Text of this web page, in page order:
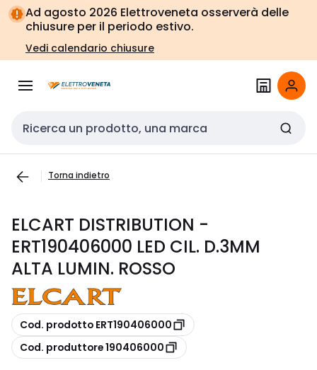
Vai alla
navigazione
Vai
alla
pagina
Ad agosto 2026 Elettroveneta osserverà delle
chiusure per il periodo estivo.
Vedi calendario chiusure
Cerca input
Torna indietro
ELCART DISTRIBUTION -
ERT190406000 LED CIL. D.3MM
ALTA LUMIN. ROSSO
copia
Cod. prodotto ERT190406000
copia
Cod. produttore 190406000